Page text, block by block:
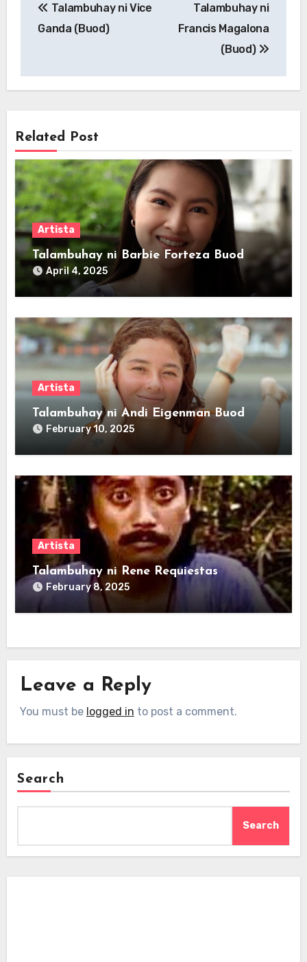
navigation
Talambuhay ni Vice
Ganda (Buod)
Talambuhay ni
Francis Magalona
(Buod)
Related Post
Artista
Talambuhay ni Barbie Forteza Buod
April 4, 2025
Artista
Talambuhay ni Andi Eigenman Buod
February 10, 2025
Artista
Talambuhay ni Rene Requiestas
February 8, 2025
Leave a Reply
You must be logged in to post a comment.
Search
Search